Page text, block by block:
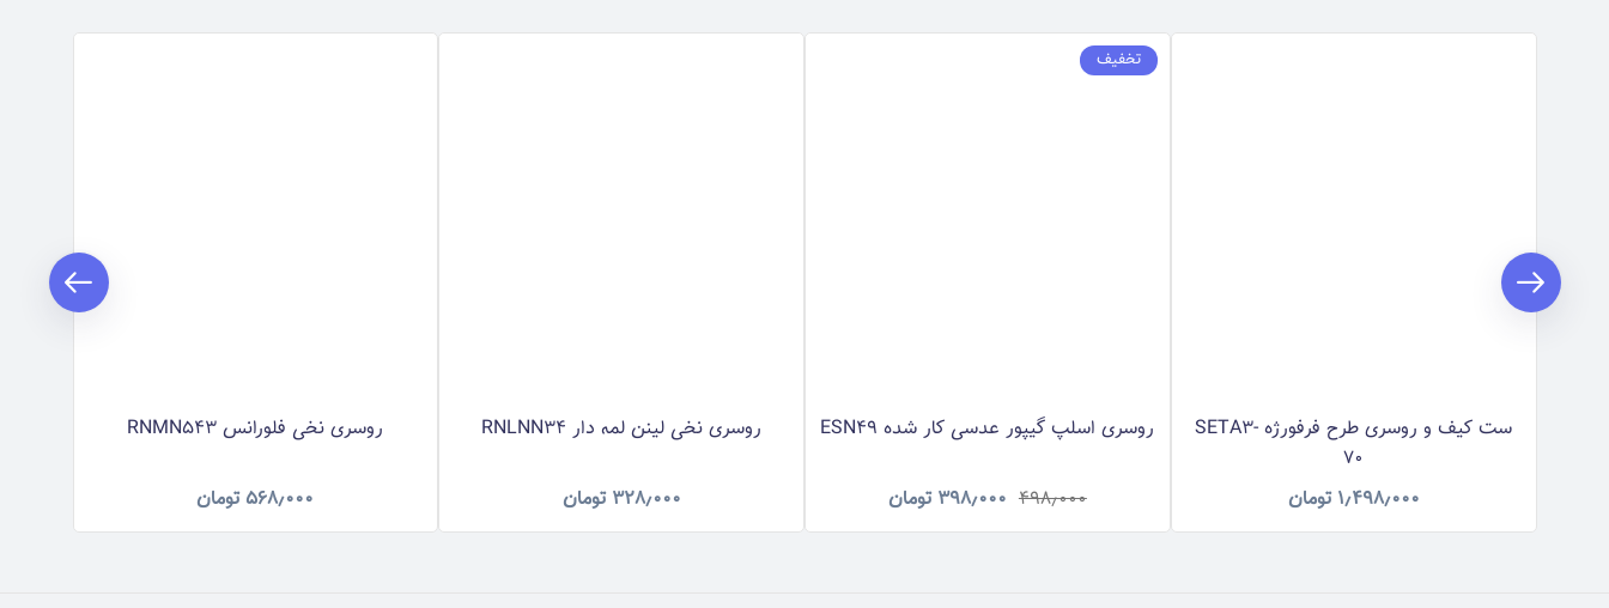
ست کیف و روسری طرح فرفورژه SETA3-
70
۱٫۴۹۸٫۰۰۰ تومان
تخفیف
روسری اسلپ گیپور عدسی کار شده ESN49
۴۹۸٫۰۰۰ ۳۹۸٫۰۰۰ تومان
روسری نخی لینن لمه دار RNLNN34
۳۲۸٫۰۰۰ تومان
روسری نخی فلورانس RNMN543
۵۶۸٫۰۰۰ تومان